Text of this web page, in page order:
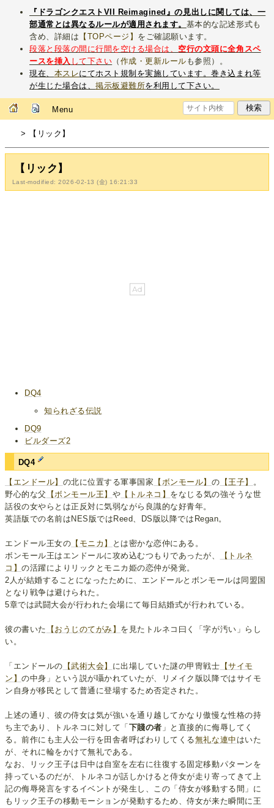
『ドラゴンクエストVII Reimagined』の見出しに関しては、一
部通常とは異なるルールが適用されます。 基本的な記述形式も
含め、詳細は 【TOPページ】 をご確認願います。
段落と段落の間に行間を空ける場合は、 空行の文頭に全角スペ
ースを挿入 して下さい （ 作成・更新ルール も参照）。
現在、 本スレにてホスト規制を実施しています。巻き込まれ等
が生じた場合は、掲示板避難所を利用して下さい。
Menu
> 【リック】
【リック】
Last-modified: 2026-02-13 (金) 16:21:33
DQ4
知られざる伝説
DQ9
ビルダーズ2
DQ4
【エンドール】 の北に位置する軍事国家 【ボンモール】の 【王子】 。
野心的な父
【ボンモール王】 や 【トルネコ】 をなじる気の強そうな世
話役の女やらとは正反対に気弱ながら良識的な好青年。
英語版での名前はNES版ではReed、DS版以降ではRegan。
エンドール王女の 【モニカ】
とは密かな恋仲にある。
ボンモール王はエンドールに攻め込むつもりであったが、
【トルネ
コ】の活躍によりリックとモニカ姫の恋仲が発覚。
2人が結婚することになったために、エンドールとボンモールは同盟国
となり戦争は避けられた。
5章では武闘大会が行われた会場にて毎日結婚式が行われている。
彼の書いた 【おうじのてがみ】 を見たトルネコ曰く「字が汚い」らし
い。
「エンドールの 【武術大会】 に出場していた謎の甲冑戦士 【サイモ
ン】の中身」という説が囁かれていたが、リメイク版以降ではサイモ
ン自身が移民として普通に登場するため否定された。
上述の通り、彼の侍女は気が強いを通り越してかなり傲慢な性格の持
ち主であり、トルネコに対して「 下賤の者 」と直接的に侮辱してく
る。前作にも主人公一行を田舎者呼ばわりしてくる無礼な連中 はいた
が、それに輪をかけて無礼である。
なお、リック王子は日中は自室を左右に往復する固定移動パターンを
持っているのだが、トルネコが話しかけると侍女が走り寄ってきて上
記の侮辱発言をするイベントが発生し、この「侍女が移動する間」に
もリック王子の移動モーションが発動するため、侍女が来た瞬間に王